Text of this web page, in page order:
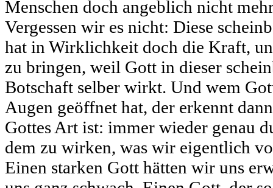
Menschen doch angeblich nicht
Vergessen wir es nicht: Diese
hat in Wirklichkeit doch die Kraft,
zu bringen, weil Gott in dieser
Botschaft selber wirkt. Und wem
Augen geöffnet hat, der erkennt
Gottes Art ist: immer wieder genau
dem zu wirken, was wir eigentlich
Einen starken Gott hätten wir uns